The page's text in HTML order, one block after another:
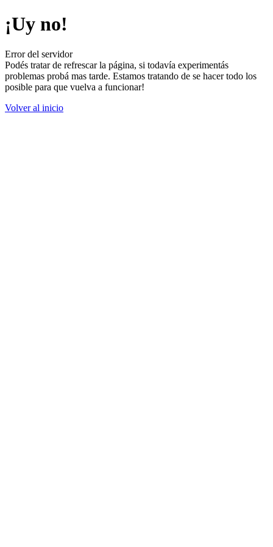
¡Uy no!
Error del servidor
Podés tratar de refrescar la página, si todavía experimentás
problemas probá mas tarde. Estamos tratando de se hacer todo los
posible para que vuelva a funcionar!
Volver al inicio